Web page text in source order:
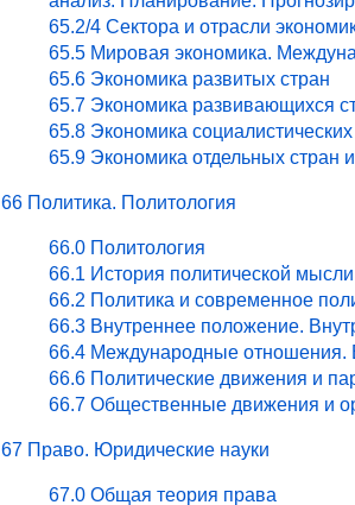
65.2/4 Сектора и отрасли
65.5 Мировая экономика.
65.6 Экономика развитых стран
65.7 Экономика развивающихся
65.8 Экономика
65.9 Экономика отдельных стран
66 Политика. Политология
66.0 Политология
66.1 История политической мысли
66.2 Политика и современное
66.3 Внутреннее положение.
66.4 Международные отношения.
66.6 Политические движения и
66.7 Общественные движения и
67 Право. Юридические науки
67.0 Общая теория права